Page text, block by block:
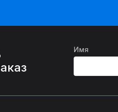
Имя